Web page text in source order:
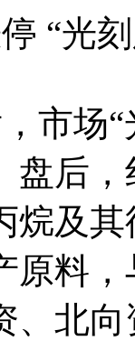
光刻
场“
盘后
烷及
原料
、北